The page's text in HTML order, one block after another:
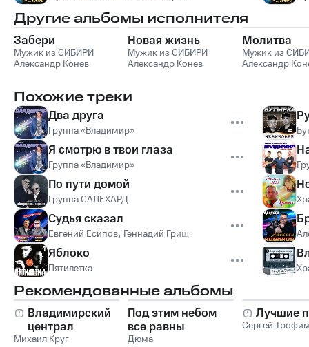
Другие альбомы исполнителя
Забери
Мужик из СИБИРИ
Александр Конев
Новая жизнь
Мужик из СИБИРИ
Александр Конев
Молитва
Мужик из
Александр
Похожие треки
Два друга
Группа «Владимир»
Я смотрю в твои глаза
Группа «Владимир»
По пути домой
Группа САЛЕХАРД
Судья сказал
Евгений Есипов, Геннадий Грищенко
Яблоко
Пятилетка
Рекомендованные альбомы
Владимирский
централ
Михаил Круг
Под этим небом
все равны
Дюма
Лучшие
Сергей